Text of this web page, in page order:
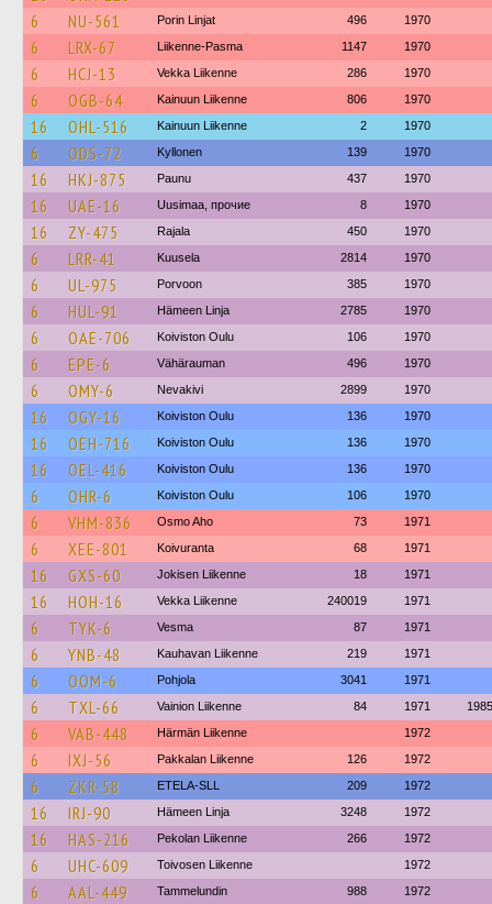
6
NU-561 Porin Linjat 496 1970
6 LRX-67 Liikenne-Pasma 1147 1970
6 HCJ-13 Vekka Liikenne 286 1970
6 OGB-64 Kainuun Liikenne 806 1970
16 OHL-516 Kainuun Liikenne 2 1970
6 ODS-72 Kyllonen 139 1970
16 HKJ-875 Paunu 437 1970
16 UAE-16 Uusimaa, прочие 8 1970
16 ZY-475 Rajala 450 1970
6 LRR-41 Kuusela 2814 1970
6 UL-975 Porvoon 385 1970
6 HUL-91 Hämeen Linja 2785 1970
6 OAE-706 Koiviston Oulu 106 1970
6 EPE-6 Vähärauman 496 1970
6 OMY-6 Nevakivi 2899 1970
16 OGY-16 Koiviston Oulu 136 1970
16 OEH-716 Koiviston Oulu 136 1970
16 OEL-416 Koiviston Oulu 136 1970
6 OHR-6 Koiviston Oulu 106 1970
6 VHM-836 Osmo Aho 73 1971
6 XEE-801 Koivuranta 68 1971
16 GXS-60 Jokisen Liikenne 18 1971
16 HOH-16 Vekka Liikenne 240019 1971
6 TYK-6 Vesma 87 1971
6 YNB-48 Kauhavan Liikenne 219 1971
6 OOM-6 Pohjola 3041 1971
6 TXL-66 Vainion Liikenne 84 1971 1985
6 VAB-448 Härmän Liikenne 1972
6 IXJ-56 Pakkalan Liikenne 126 1972
6 ZKR-58 ETELA-SLL 209 1972
16 IRJ-90 Hämeen Linja 3248 1972
16 HAS-216 Pekolan Liikenne 266 1972
6 UHC-609 Toivosen Liikenne 1972
6 AAL-449 Tammelundin 988 1972